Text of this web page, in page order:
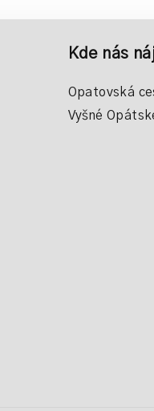
Kde nás
Opatovská
Vyšné